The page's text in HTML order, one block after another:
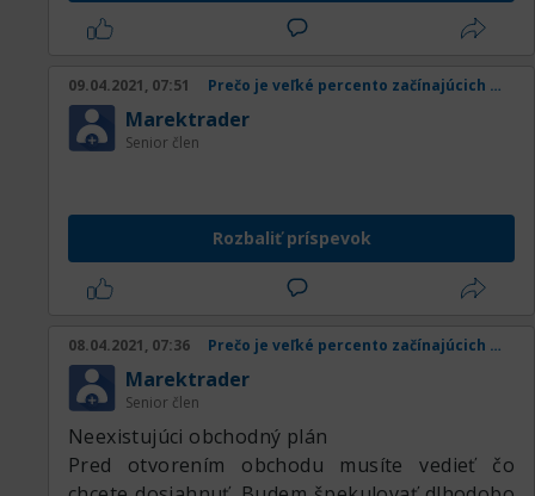
They’re written in countless books and passed
down as folk wisdom.
healthy, wealthy, and wise.
Another success aphorism comes from Chris
Grosser.
Life is too short to surround yourself with
He once stated, If you want a thing done well,
do it yourself.
Aphorisms can act as a guideline to help
narrow the focus of your work.
09.04.2021, 07:51 Prečo je veľké percento začínajúcich obchodníkov v strate
Marektrader
Senior člen
Rozbaliť príspevok
08.04.2021, 07:36 Prečo je veľké percento začínajúcich obchodníkov v strate
Marektrader
Senior člen
Neexistujúci obchodný plán
Pred otvorením obchodu musíte vedieť čo